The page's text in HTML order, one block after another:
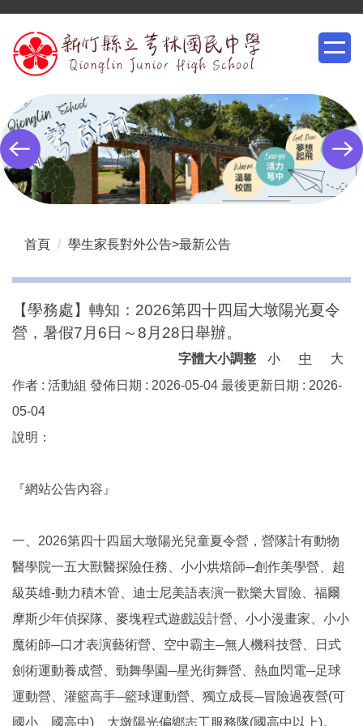
到
主
內
容
區
首頁 學生家長對外公告>最新公告
【學務處】轉知：2026第四十四屆大墩陽光夏令
營，暑假7月6日～8月28日舉辦。
字體大小調整 小 中
大
作者 : 活動組 發佈日期 : 2026-05-04 最後更新日期 : 2026-
05-04
說明：
『網站公告內容』
一、2026第四十四屆大墩陽光兒童夏令營，營隊計有動物
醫學院一五大獸醫探險任務、小小烘焙師─創作美學營、超
級英雄-動力積木管、迪士尼美語表演一歡樂大冒險、福爾
摩斯少年偵探隊、麥塊程式遊戲設計營、小小漫畫家、小小
魔術師─口才表演藝術營、空中霸主─無人機科技營、日式
劍術運動養成營、勁舞學園─星光街舞營、熱血閃電─足球
運動營、灌籃高手─籃球運動營、獨立成長─冒險過夜營(可
國小、國高中)、大墩陽光偏鄉志工服務隊(國高中以上)。